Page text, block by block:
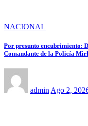
NACIONAL
Por presunto encubrimiento:
Comandante de la Policía
admin Ago 2,